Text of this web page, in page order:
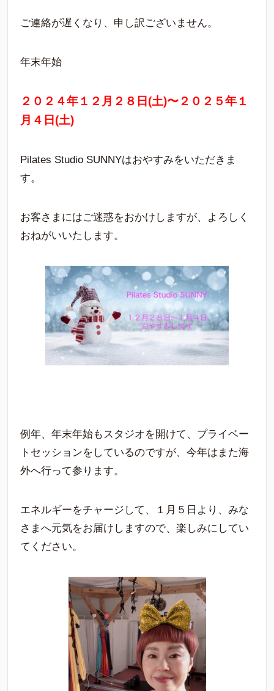
ご連絡が遅くなり、申し訳ございません。
年末年始
２０２４年１２月２８日(土)〜２０２５年１
月４日(土)
Pilates Studio SUNNYはおやすみをいただきま
す。
お客さまにはご迷惑をおかけしますが、よろしく
おねがいいたします。
例年、年末年始もスタジオを開けて、プライベー
トセッションをしているのですが、今年はまた海
外へ行って参ります。
エネルギーをチャージして、１月５日より、みな
さまへ元気をお届けしますので、楽しみにしてい
てください。